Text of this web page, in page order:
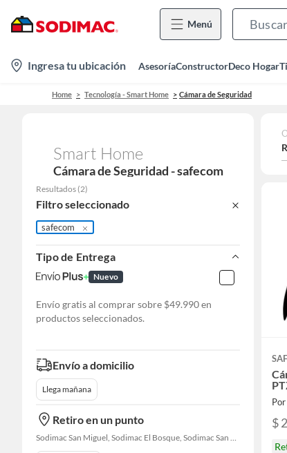
Menú
location-
icon
Ingresa tu ubicación AsesoríaConstructorDeco Hogar
Home Tecnología - Smart Home Cámara de Seguridad
Smart Home
Cámara de Seguridad - safecom
Resultados (2)
Filtro seleccionado
safecom
Tipo de Entrega
Nuevo
Envío gratis al comprar sobre $49.990 en
productos seleccionados.
Envío a domicilio
Llega mañana
Retiro en un punto
Sodimac San Miguel, Sodimac El Bosque, Sodimac San Bernardo, Sodimac Talagante, Sodimac San Fernando
$